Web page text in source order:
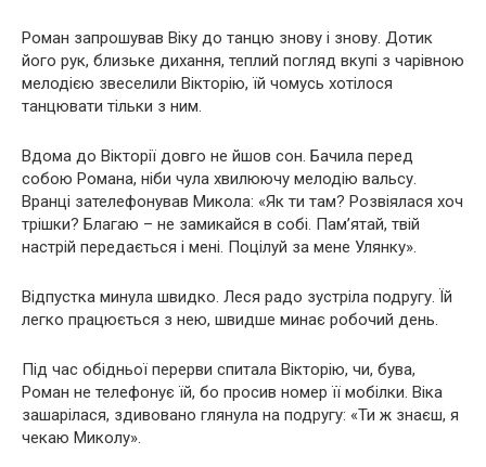
Роман запрошував Віку до танцю знову і знову. Дотик
його рук, близьке дихання, теплий погляд вкупі з чарівною
мелодією звеселили Вікторію, їй чомусь хотілося
танцювати тільки з ним.
Вдома до Вікторії довго не йшов сон. Бачила перед
собою Романа, ніби чула хвилюючу мелодію вальсу.
Вранці зателефонував Микола: «Як ти там? Розвіялася хоч
трішки? Благаю – не замикайся в собі. Пам’ятай, твій
настрій передається і мені. Поцілуй за мене Улянку».
Відпустка минула швидко. Леся радо зустріла подругу. Їй
легко працюється з нею, швидше минає робочий день.
Під час обідньої перерви спитала Вікторію, чи, бува,
Роман не телефонує їй, бо просив номер її мобілки. Віка
зашарілася, здивовано глянула на подругу: «Ти ж знаєш, я
чекаю Миколу».